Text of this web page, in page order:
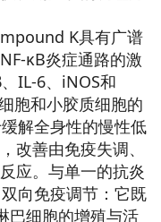
K具有广谱
κB炎症通路的激
IL-6、iNOS和
胞和小胶质细胞的
解全身性的慢性低
改善由免疫失调、
应。与单一的抗炎
向免疫调节：它既
巴细胞的增殖与活